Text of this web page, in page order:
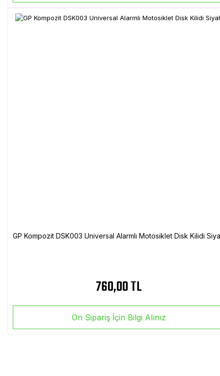
GP Kompozit DSK003 Universal Alarmlı Motosiklet Disk Kilidi
760,00 TL
Ön Sipariş İçin Bilgi Alınız